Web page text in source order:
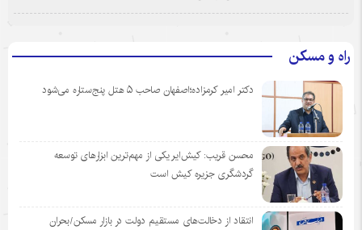
راه و مسکن
دکتر امیر کرمزاده؛اصفهان صاحب ۵ هتل پنج‌ستاره می‌شود
محسن قریب: کیش‌ایر یکی از مهم‌ترین ابزارهای توسعه
گردشگری جزیره کیش است
انتقاد از دخالت‌های مستقیم دولت در بازار مسکن/بحران